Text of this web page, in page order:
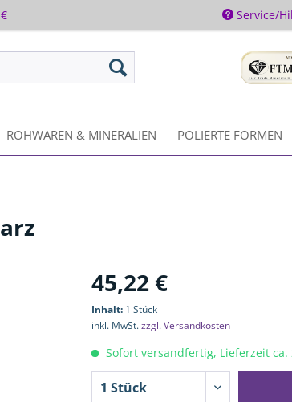
Service/
ROHWAREN & MINERALIEN POLIERTE FORMEN
45,22 €
Inhalt: 1 Stück
inkl. MwSt.zzgl. Versandkosten
Sofort versandfertig, Lieferzeit ca.